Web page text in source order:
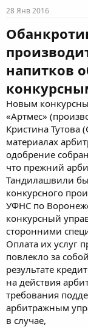
е
м
ы
а
28 Янв 2016
напитков
Новым
«Артмес»
Кристина Тутова
материалах
одобрение
что прежний
Тандилашвили
конкурсного
УФНС по
конкурсный
сторонними
Оплата их услуг
повлекло за
результате
на действия
требования
арбитражным
в случае,